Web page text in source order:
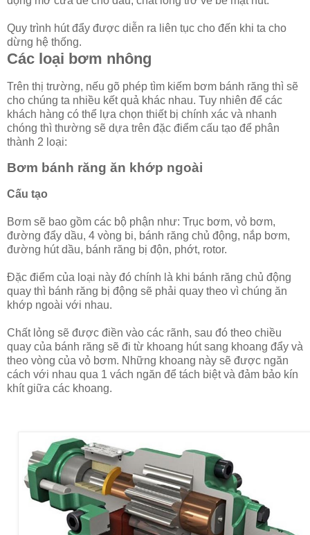
Quy trình hút đẩy được diễn ra liên tục cho đến khi ta cho
dừng hệ thống.
Các loại bơm nhông
Trên thị trường, nếu gõ phép tìm kiếm bơm bánh răng thì sẽ
cho chúng ta nhiều kết quả khác nhau. Tuy nhiên để các
khách hàng có thể lựa chọn thiết bị chính xác và nhanh
chóng thì thường sẽ dựa trên đặc điểm cấu tạo để phân
thành 2 loại:
Bơm bánh răng ăn khớp ngoài
Cấu tạo
Bơm sẽ bao gồm các bộ phận như: Trục bơm, vỏ bơm,
đường đẩy dầu, 4 vòng bi, bánh răng chủ động, nắp bơm,
đường hút dầu, bánh răng bị độn, phớt, rotor.
Đặc điểm của loại này đó chính là khi bánh răng chủ động
quay thì bánh răng bị động sẽ phải quay theo vì chúng ăn
khớp ngoài với nhau.
Chất lỏng sẽ được điền vào các rãnh, sau đó theo chiều
quay của bánh răng sẽ đi từ khoang hút sang khoang đẩy và
theo vòng của vỏ bơm. Những khoang này sẽ được ngăn
cách với nhau qua 1 vách ngăn để tách biệt và đảm bảo kín
khít giữa các khoang.